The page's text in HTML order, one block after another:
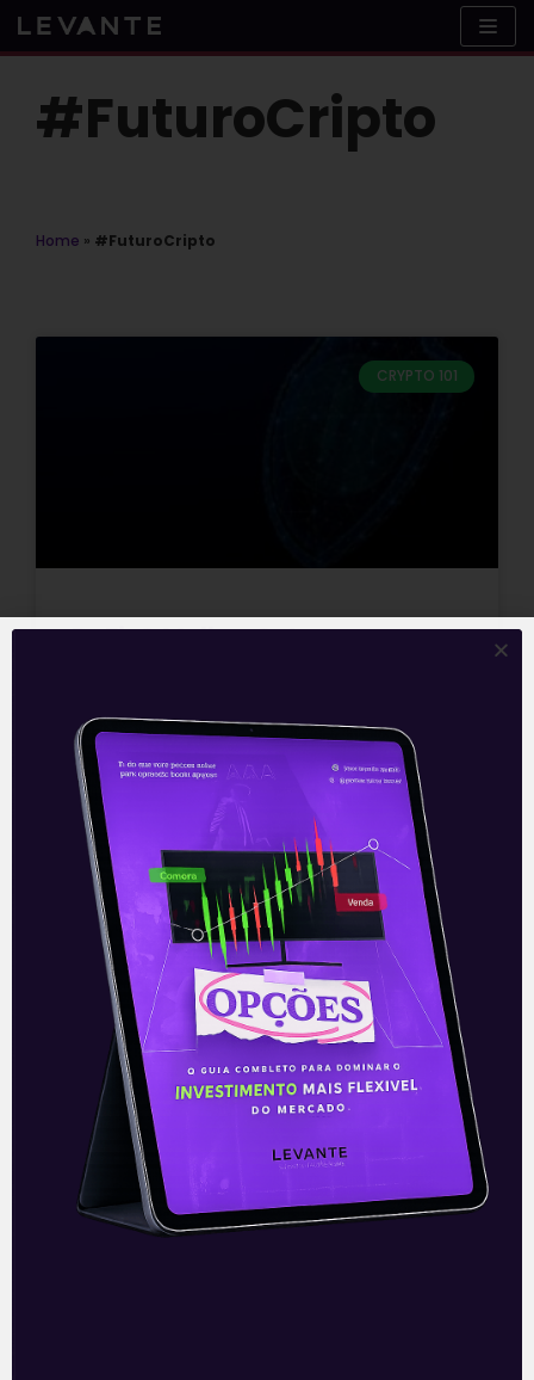
Skip
to
#FuturoCripto
Home » #FuturoCripto
CRYPTO 101
DeFi: O Melhor Setor para
Participe da Comunidade Levante Crypto
agora mesmo e fique por dentro das
principais notícias desse mercado:
https://lvnt.app/uvwfup
Estamos em um novo ciclo das
criptomoedas, e cada segundo que passa
fica mais importante descobrir quais são
as melhores moedas para investir, e
quais são aquelas que você deve ignorar.
Por isso, no Crypto Spotlight desta
semana, vamos abordar o setor mais
quente para investir agora: DeFi (ou
Finanças Descentralizadas).
Também vamos revelar 3 Criptos para
você ficar de olho.
Não deixe de conferir este conteúdo.
Leia mais